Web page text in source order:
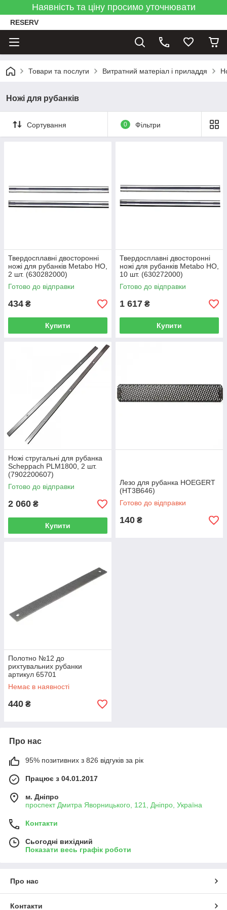
Наявність та ціну просимо уточнювати
RESERV
Товари та послуги Витратний матеріал і приладдя
Ножі для рубанків
Сортування 0 Фільтри
Твердосплавні двосторонні
ножі для рубанків Metabo HO,
2 шт. (630282000)
Готово до відправки
434 ₴
Купити
Твердосплавні двосторонні
ножі для рубанків Metabo HO,
10 шт. (630272000)
Готово до відправки
1 617 ₴
Купити
Ножі стругальні для рубанка
Scheppach PLM1800, 2 шт.
(7902200607)
Готово до відправки
2 060 ₴
Купити
Лезо для рубанка HOEGERT
(HT3B646)
Готово до відправки
140 ₴
Полотно №12 до
рихтувальних рубанки
артикул 65701
Немає в наявності
440 ₴
Про нас
95% позитивних з 826 відгуків за рік
Працює з 04.01.2017
м. Дніпро
проспект Дмитра Яворницького, 121, Дніпро, Україна
Контакти
Сьогодні вихідний
Показати весь графік роботи
Про нас
Контакти